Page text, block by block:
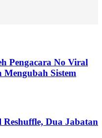
Pengacara No Viral
Mengubah Sistem
Dua Jabatan